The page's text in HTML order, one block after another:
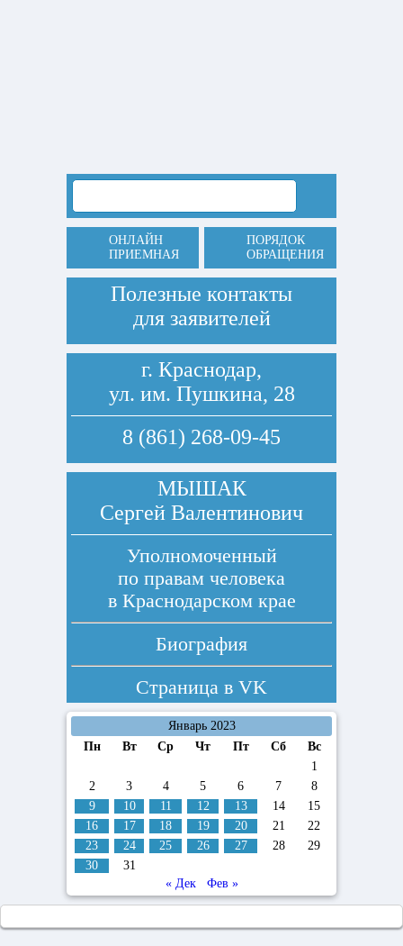
ОНЛАЙН
ПРИЕМНАЯ
ПОРЯДОК
ОБРАЩЕНИЯ
Полезные контакты
для заявителей
г. Краснодар,
ул. им. Пушкина, 28
8 (861) 268-09-45
МЫШАК
Сергей Валентинович
Уполномоченный
по правам человека
в Краснодарском крае
Биография
Страница в VK
Январь 2023
Пн
Вт Ср Чт Пт Сб
Вс
1
2
3 4 5 6 7
8
9
10 11 12 13 14
15
16
17 18 19 20 21
22
23
24 25 26 27 28
29
30
31
« Дек
Фев »